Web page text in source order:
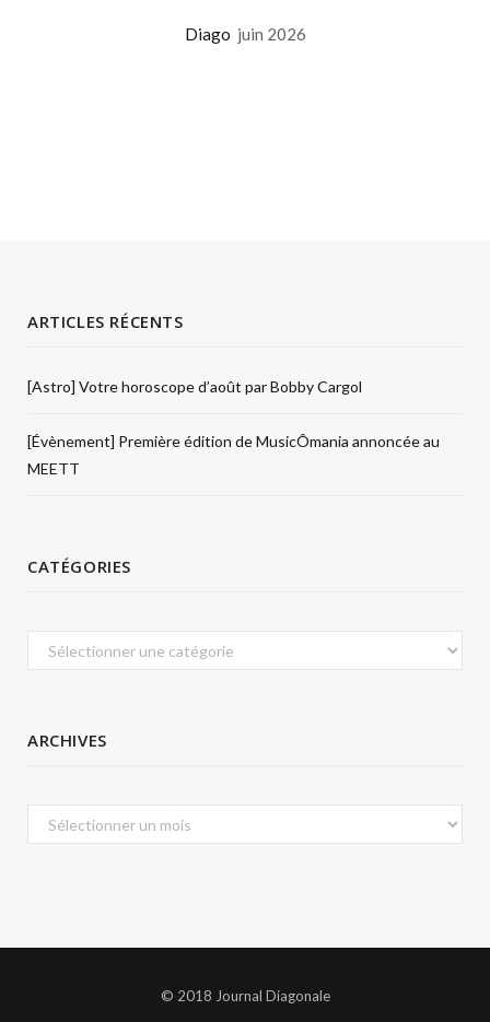
Diago juin 2026
ARTICLES RÉCENTS
[Astro] Votre horoscope d’août par Bobby Cargol
[Évènement] Première édition de MusicÔmania annoncée au
MEETT
CATÉGORIES
Catégories
ARCHIVES
Archives
© 2018 Journal Diagonale